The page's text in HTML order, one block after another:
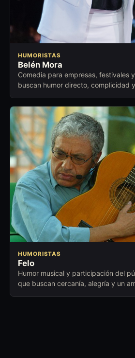
HUMORISTAS
Belén Mora
Comedia para empresas, festivales
buscan humor directo, complicidad
HUMORISTAS
Felo
Humor musical y participación del
que buscan cercanía, alegría y un